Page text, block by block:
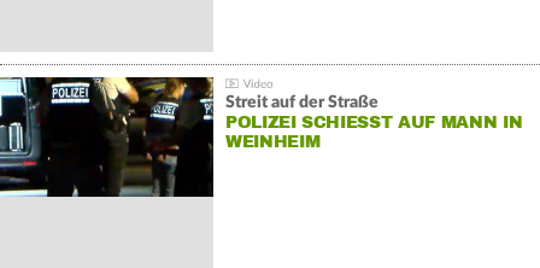
Streit auf der Straße
POLIZEI SCHIESST AUF MANN IN W
EINHEIM